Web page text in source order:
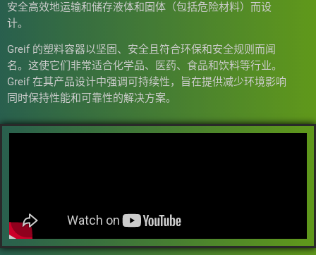
安全高效地运输和储存液体和固体（包括危险材料）而设
计。
Greif 的塑料容器以坚固、安全且符合环保和安全规则而闻
名。这使它们非常适合化学品、医药、食品和饮料等行业。
Greif 在其产品设计中强调可持续性，旨在提供减少环境影响
同时保持性能和可靠性的解决方案。